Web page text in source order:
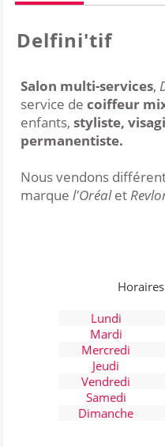
Delfini'tif
Salon multi-services,
service de coiffeur
enfants, styliste,
permanentiste.
Nous vendons
marque l'Oréalet
Lundi
Mardi
Mercredi
Jeudi
Vendredi
Samedi
Dimanche